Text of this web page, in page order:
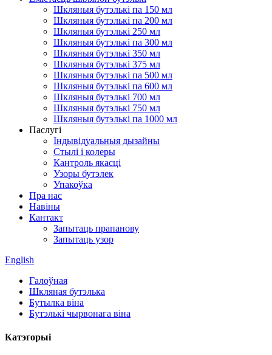
Шкляныя бутэлькі па 150 мл
Шкляныя бутэлькі па 200 мл
Шкляныя бутэлькі 250 мл
Шкляныя бутэлькі па 300 мл
Шкляныя бутэлькі 350 мл
Шкляныя бутэлькі 375 мл
Шкляныя бутэлькі па 500 мл
Шкляныя бутэлькі па 600 мл
Шкляныя бутэлькі 700 мл
Шкляныя бутэлькі 750 мл
Шкляныя бутэлькі па 1000 мл
Паслугі
Індывідуальныя дызайны
Стылі і колеры
Кантроль якасці
Узоры бутэлек
Упакоўка
Пра нас
Навіны
Кантакт
Запытаць прапанову
Запытаць узор
English
Галоўная
Шкляная бутэлька
Бутылка віна
Бутэлькі чырвонага віна
Катэгорыі